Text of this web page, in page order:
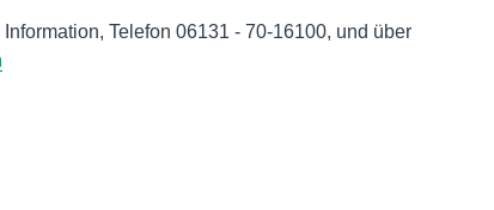
Telefon 06131 - 70-16100, und über